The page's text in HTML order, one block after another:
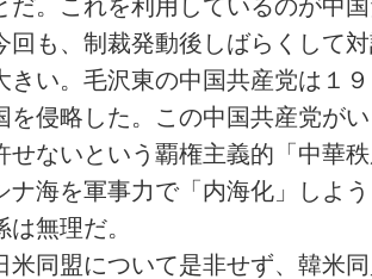
だ。これを利用しているのが中
も、制裁発動後しばらくして
きい。毛沢東の中国共産党は１
を侵略した。この中国共産党が
せないという覇権主義的「中華
ナ海を軍事力で「内海化」しよ
無理だ。
同盟について是非せず、韓米